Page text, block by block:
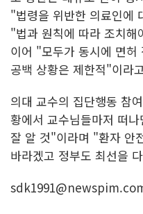
"법령을 위반한 의료인에
"법과 원칙에 따라 조치
이어 "모두가 동시에 면허
공백 상황은 제한적"이라
의대 교수의 집단행동 참
황에서 교수님들마저 떠
잘 알 것"이라며 "환자 안
바라겠고 정부도 최선을